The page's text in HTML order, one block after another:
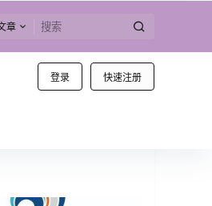
章
登录 快速注册